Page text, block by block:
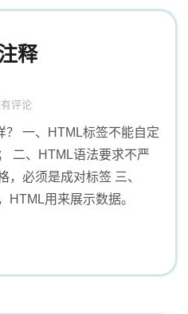
释
评论
？ 一、HTML标签不能自定
二、HTML语法要求不严
，必须是成对标签 三、
HTML用来展示数据。